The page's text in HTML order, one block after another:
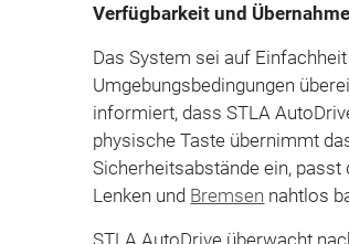
Verfügbarkeit und Übernahme
Das System sei auf
Umgebungsbedingungen
informiert, dass STLA
physische Taste übernimmt
Sicherheitsabstände ein,
Lenken und Bremsen nahtlos
STLA AutoDrive überwacht